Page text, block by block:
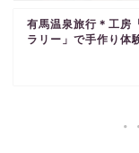
有馬温泉旅行＊工房
ラリー」で手作り体